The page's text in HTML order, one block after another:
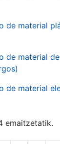
de material
de material
de material
emaitzetatik.